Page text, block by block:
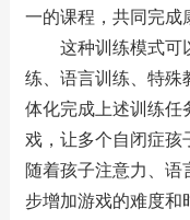
一的课程，共同完成
这种训练模式可
练、语言训练、特殊
体化完成上述训练任
戏，让多个自闭症孩
随着孩子注意力、语
步增加游戏的难度和